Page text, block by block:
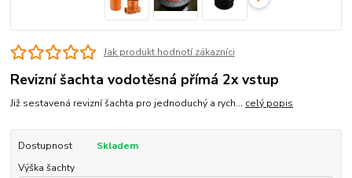
Jak produkt hodnotí zákazníci
Revizní šachta vodotěsná přímá 2x vstup
Již sestavená revizní šachta pro jednoduchý a rych... celý popis
Dostupnost
Skladem
Výška šachty